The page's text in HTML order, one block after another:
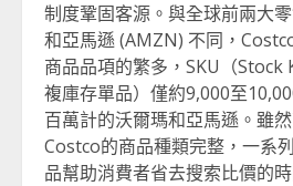
制度鞏固客源。與全球前兩大
和亞馬遜 (AMZN) 不同，
商品品項的繁多，SKU（
複庫存單品）僅約9,000至
百萬計的沃爾瑪和亞馬遜。雖
Costco的商品種類完整，一系
品幫助消費者省去搜索比價的